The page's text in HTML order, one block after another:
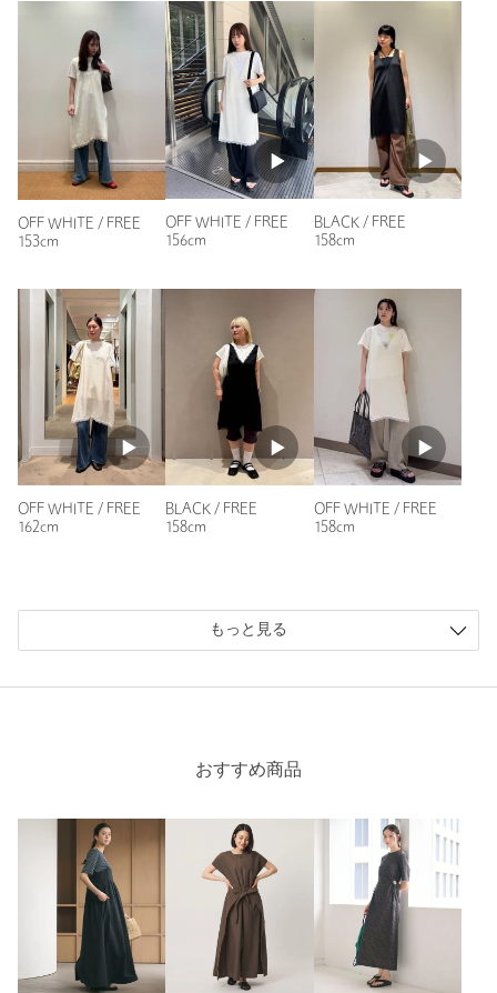
ニックネーム： だだ
投稿日： 2026年7月11日
購入サイズ：FREE
｜
購入カラー：OFF WHITE
購入商品のサイズ感：ちょうどよい
とてもかわいいが生地がめちゃ繊細ですぐ引っかかってしまい
そうです！定価で購入して引っ掛けたらショックなのでセール
性別：
身長： 164cm
普段の着用サイズ：
2人が参考になったと回答
参考になった
購入サイズ：FREE
購入商品のサイズ感：少し大きい
サイドにかけて裾が長くなったりしてるデザインもひと癖あっ
が、秋はジャケットとか合わせても可愛い気がして今から楽し
女性
40代前半
157cm
普段の着用サイズ：
OFF WHITE / FREE
153cm
OFF WHITE / FREE
156cm
BLACK / FREE
158cm
OFF WHITE / FREE
162cm
BLACK / FREE
158cm
OFF WHITE / FREE
158cm
もっと見る
おすすめ商品